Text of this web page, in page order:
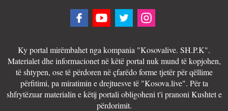
Ky portal mirëmbahet nga kompania "Kosovalive. SH.P.K".
Materialet dhe informacionet në këtë portal nuk mund të kopjohen,
të shtypen, ose të përdoren në çfarëdo forme tjetër për qëllime
përfitimi, pa miratimin e drejtuesve të "Kosova.live". Për ta
shfrytëzuar materialin e këtij portali obligoheni t'i pranoni Kushtet e
përdorimit.